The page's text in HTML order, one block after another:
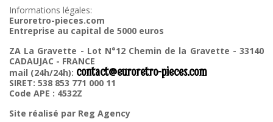
Informations légales:
Euroretro-pieces.com
Entreprise au capital de 5000 euros
ZA La Gravette - Lot N°12 Chemin de la Gravette - 33140
CADAUJAC - FRANCE
mail (24h/24h): contact@euroretro-pieces.com
SIRET: 538 853 771 000 11
Code APE : 4532Z
Site réalisé par Reg Agency